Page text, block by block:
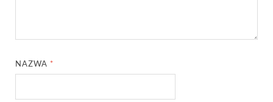
NAZWA *